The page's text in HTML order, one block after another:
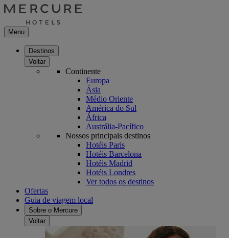
Menu
Destinos
Voltar
Continente
Europa
Ásia
Médio Oriente
América do Sul
África
Austrália-Pacífico
Nossos principais destinos
Hotéis Paris
Hotéis Barcelona
Hotéis Madrid
Hotéis Londres
Ver todos os destinos
Ofertas
Guia de viagem local
Sobre o Mercure
Voltar